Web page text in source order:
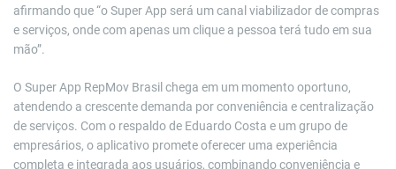
afirmando que “o Super App será um canal viabilizador de compras
e serviços, onde com apenas um clique a pessoa terá tudo em sua
mão”.
O Super App RepMov Brasil chega em um momento oportuno,
atendendo a crescente demanda por conveniência e centralização
de serviços. Com o respaldo de Eduardo Costa e um grupo de
empresários, o aplicativo promete oferecer uma experiência
completa e integrada aos usuários, combinando conveniência e